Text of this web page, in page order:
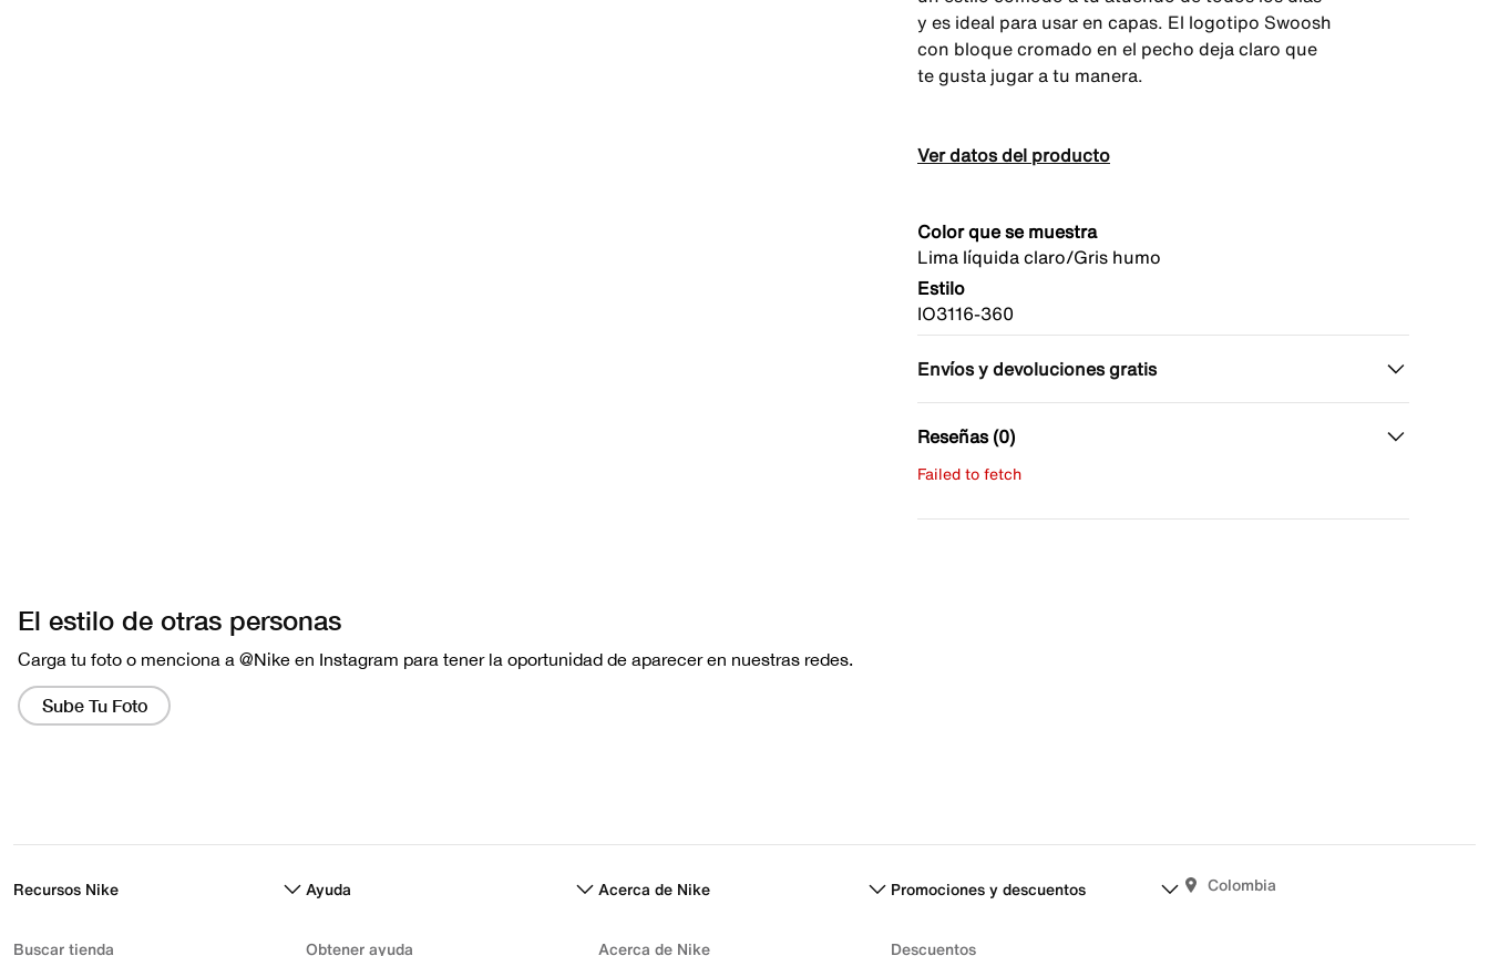
y es ideal para usar en capas. El logotipo Swoosh
con bloque cromado en el pecho deja claro que
te gusta jugar a tu manera.
Ver datos del producto
Color que se muestra
Lima líquida claro/Gris humo
Estilo
IO3116-360
Envíos y devoluciones gratis
Reseñas (0)
Failed to fetch
Recursos Nike
Buscar tienda
Ayuda
Obtener ayuda
Acerca de Nike
Acerca de Nike
Promociones y descuentos
Descuentos
Colombia